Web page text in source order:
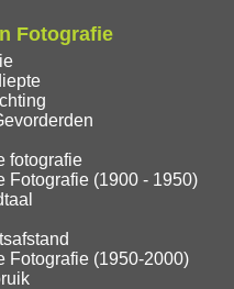
Fotografie
fotografie
Fotografie (1900 - 1950)
Fotografie (1950-2000)